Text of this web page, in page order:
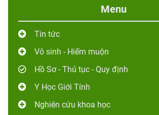
Menu
Tin tức
Vô sinh - Hiếm muộn
Hồ Sơ - Thủ tục - Quy định
Y Học Giới Tính
Nghiên cứu khoa học